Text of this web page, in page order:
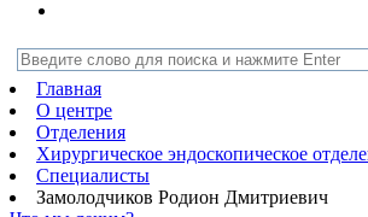
Главная
О центре
Отделения
Хирургическое эндоскопическое
Специалисты
Замолодчиков Родион Дмитриевич